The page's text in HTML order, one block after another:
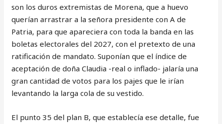
son los duros extremistas de Morena, que a huevo
querían arrastrar a la señora presidente con A de
Patria, para que apareciera con toda la banda en las
boletas electorales del 2027, con el pretexto de una
ratificación de mandato. Suponían que el índice de
aceptación de doña Claudia -real o inflado- jalaría una
gran cantidad de votos para los pajes que le irían
levantando la larga cola de su vestido.
El punto 35 del plan B, que establecía ese detalle, fue